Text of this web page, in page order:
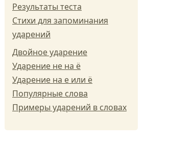
Результаты теста
Стихи для запоминания
ударений
Двойное ударение
Ударение не на ё
Ударение на е или ё
Популярные слова
Примеры ударений в словах